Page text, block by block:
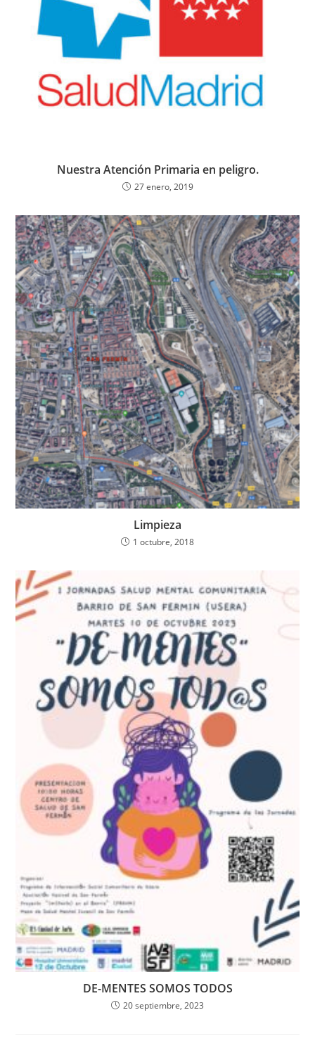
Nuestra Atención Primaria en peligro.
27 enero, 2019
Limpieza
1 octubre, 2018
DE-MENTES SOMOS TODOS
20 septiembre, 2023